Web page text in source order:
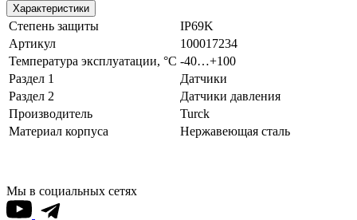
Характеристики
Степень защиты
IP69K
Артикул
100017234
Температура эксплуатации, °С -40…+100
Раздел 1
Датчики
Раздел 2
Датчики давления
Производитель
Turck
Материал корпуса
Нержавеющая сталь
Мы в социальных сетях